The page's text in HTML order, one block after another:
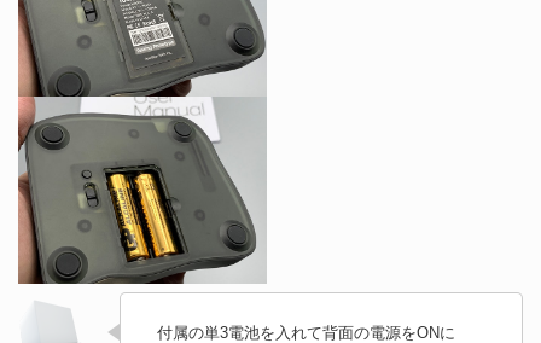
付属の単3電池を入れて背面の電源をONに